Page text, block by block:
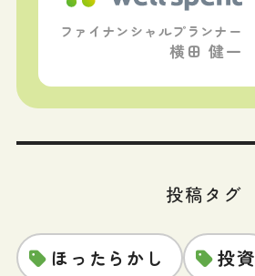
ファイナンシャルプランナー
横田 健一
投稿タグ
ほったらかし
投資